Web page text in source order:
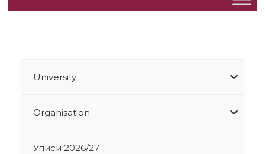
University
Organisation
Уписи 2026/27